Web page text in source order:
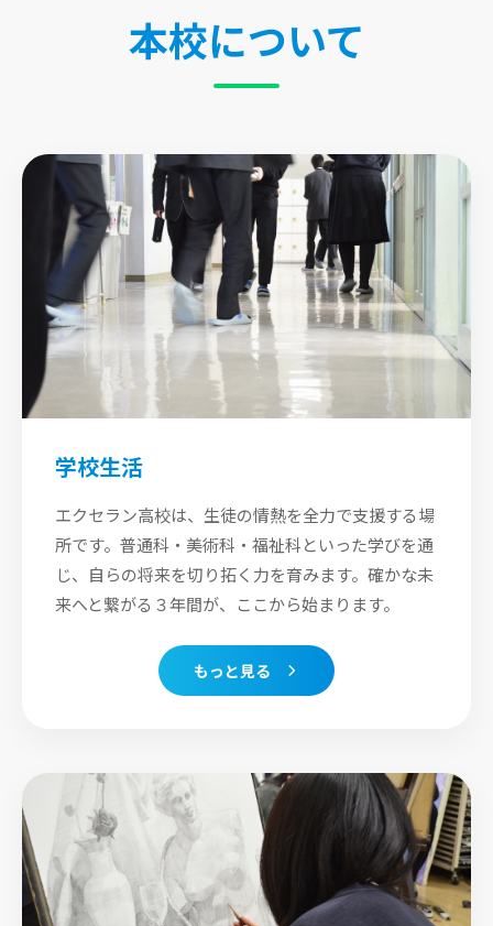
本校について
学校生活
エクセラン高校は、生徒の情熱を全力で支援する場
所です。普通科・美術科・福祉科といった学びを通
じ、自らの将来を切り拓く力を育みます。確かな未
来へと繋がる３年間が、ここから始まります。
もっと見る